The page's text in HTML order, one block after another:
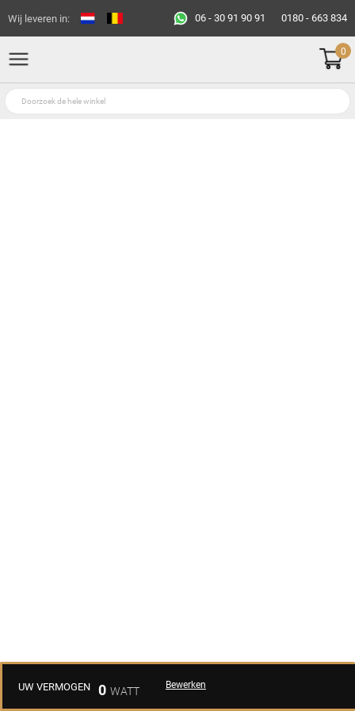
Wij leveren in: 06 - 30 91 90 91 0180 - 663 834
0
UW VERMOGEN 0 Bewerken